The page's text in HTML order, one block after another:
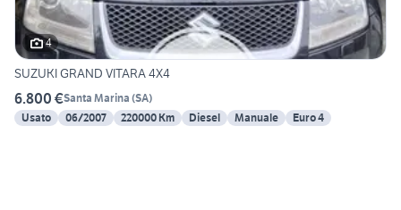
4
SUZUKI GRAND VITARA 4X4
6.800 €Santa Marina (SA)
Usato
06/2007 220000 Km Diesel Manuale Euro 4